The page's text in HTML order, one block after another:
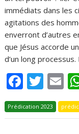
immédiats dans les
agitations des
enverront d’autres
que Jésus accorde
d’un long processus.
F
ac
e
T
w
itt
E
m
ai
Prédication 2023